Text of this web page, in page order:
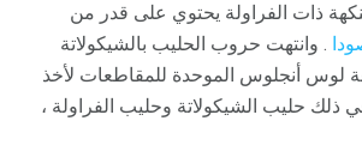
ذات الفراولة يحتوي على قدر من
. وانتهت حروب الحليب بالشيكولاتة
لوس أنجلوس الموحدة للمقاطعات لأخذ
ذلك حليب الشيكولاتة وحليب الفراولة ،